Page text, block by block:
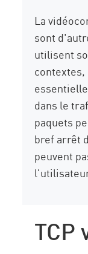
La
sont
utilisent
dans le
paquets
bref arrêt
peuvent
TCP